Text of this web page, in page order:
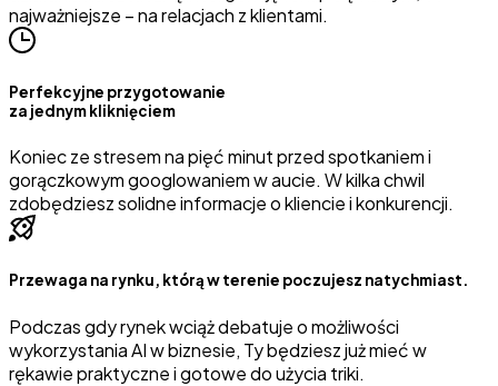
najważniejsze – na relacjach z klientami.
Perfekcyjne przygotowanie
za jednym kliknięciem
Koniec ze stresem na pięć minut przed spotkaniem i
gorączkowym googlowaniem w aucie. W kilka chwil
zdobędziesz solidne informacje o kliencie i konkurencji.
Przewaga na rynku, którą w terenie poczujesz natychmiast.
Podczas gdy rynek wciąż debatuje o możliwości
wykorzystania AI w biznesie, Ty będziesz już mieć w
rękawie praktyczne i gotowe do użycia triki.